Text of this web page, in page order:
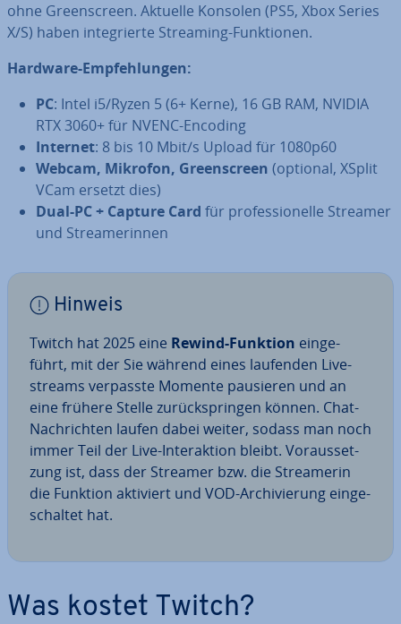
ohne Green­screen. Aktuelle Konsolen (PS5, Xbox Series
X/S) haben in­te­grier­te Streaming-Funk­tio­nen.
Hardware-Emp­feh­lun­gen:
PC: Intel i5/Ryzen 5 (6+ Kerne), 16 GB RAM, NVIDIA
RTX 3060+ für NVENC-Encoding
Internet: 8 bis 10 Mbit/s Upload für 1080p60
Webcam, Mikrofon, Green­screen (optional, XSplit
VCam ersetzt dies)
Dual-PC + Capture Card für pro­fes­sio­nel­le Streamer
und Strea­me­rin­nen
Hinweis
Twitch hat 2025 eine Rewind-Funktion ein­ge­
führt, mit der Sie während eines laufenden Live­
streams verpasste Momente pausieren und an
eine frühere Stelle zu­rück­sprin­gen können. Chat-
Nach­rich­ten laufen dabei weiter, sodass man noch
immer Teil der Live-In­ter­ak­ti­on bleibt. Vor­aus­set­
zung ist, dass der Streamer bzw. die Strea­me­rin
die Funktion aktiviert und VOD-Ar­chi­vie­rung ein­ge­
schal­tet hat.
Was kostet Twitch?